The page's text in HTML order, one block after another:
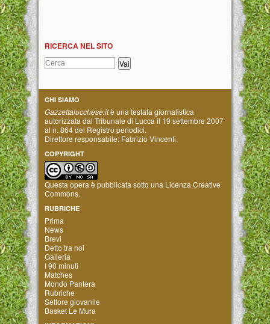
RICERCA NEL SITO
CHI SIAMO
Gazzettalucchese.itè una testata giornalistica
autorizzata dal Tribunale di Lucca il 19 settembre 2007
al n. 864 del Registro periodici.
Direttore responsabile: Fabrizio Vincenti.
COPYRIGHT
Questa opera è pubblicata sotto una Licenza Creative
Commons.
RUBRICHE
Prima
News
Brevi
Detto tra noi
Galleria
I 90 minuti
Matches
Mondo Pantera
Rubriche
Settore giovanile
Basket Le Mura